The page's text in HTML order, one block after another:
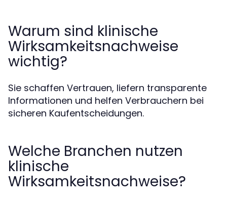
Warum sind klinische
Wirksamkeitsnachweise
wichtig?
Sie schaffen Vertrauen, liefern transparente
Informationen und helfen Verbrauchern bei
sicheren Kaufentscheidungen.
Welche Branchen nutzen
klinische
Wirksamkeitsnachweise?